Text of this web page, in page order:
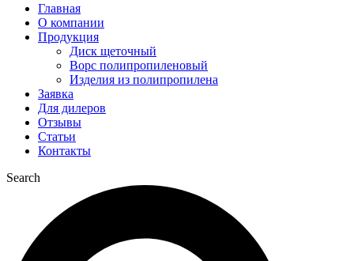
Главная
О компании
Продукция
Диск щеточный
Ворс полипропиленовый
Изделия из полипропилена
Заявка
Для дилеров
Отзывы
Статьи
Контакты
Search